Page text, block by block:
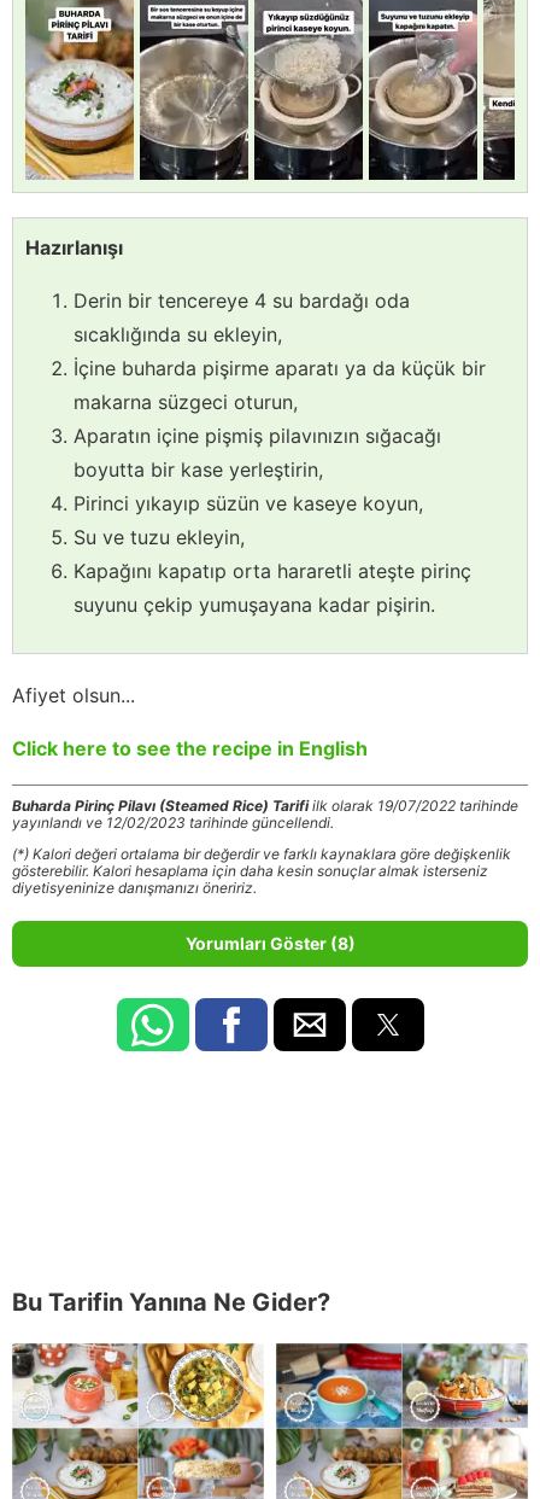
Hazırlanışı
Derin bir tencereye 4 su bardağı oda
sıcaklığında su ekleyin,
İçine buharda pişirme aparatı ya da küçük bir
makarna süzgeci oturun,
Aparatın içine pişmiş pilavınızın sığacağı
boyutta bir kase yerleştirin,
Pirinci yıkayıp süzün ve kaseye koyun,
Su ve tuzu ekleyin,
Kapağını kapatıp orta hararetli ateşte pirinç
suyunu çekip yumuşayana kadar pişirin.
Afiyet olsun...
Click here to see the recipe in English
Buharda Pirinç Pilavı (Steamed Rice) Tarifiilk olarak 19/07/2022 tarihinde
yayınlandı ve 12/02/2023 tarihinde güncellendi.
(*) Kalori değeri ortalama bir değerdir ve farklı kaynaklara göre değişkenlik
gösterebilir. Kalori hesaplama için daha kesin sonuçlar almak isterseniz
diyetisyeninize danışmanızı öneririz.
Yorumları Göster (8)
Bu Tarifin Yanına Ne Gider?